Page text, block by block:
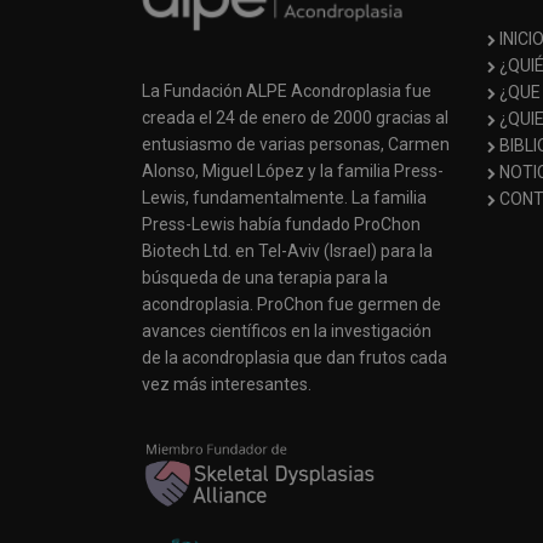
La Fundación ALPE Acondroplasia fue
creada el 24 de enero de 2000 gracias al
entusiasmo de varias personas, Carmen
Alonso, Miguel López y la familia Press-
Lewis, fundamentalmente. La familia
Press-Lewis había fundado ProChon
Biotech Ltd. en Tel-Aviv (Israel) para la
búsqueda de una terapia para la
acondroplasia. ProChon fue germen de
avances científicos en la investigación
de la acondroplasia que dan frutos cada
vez más interesantes.
INICIO